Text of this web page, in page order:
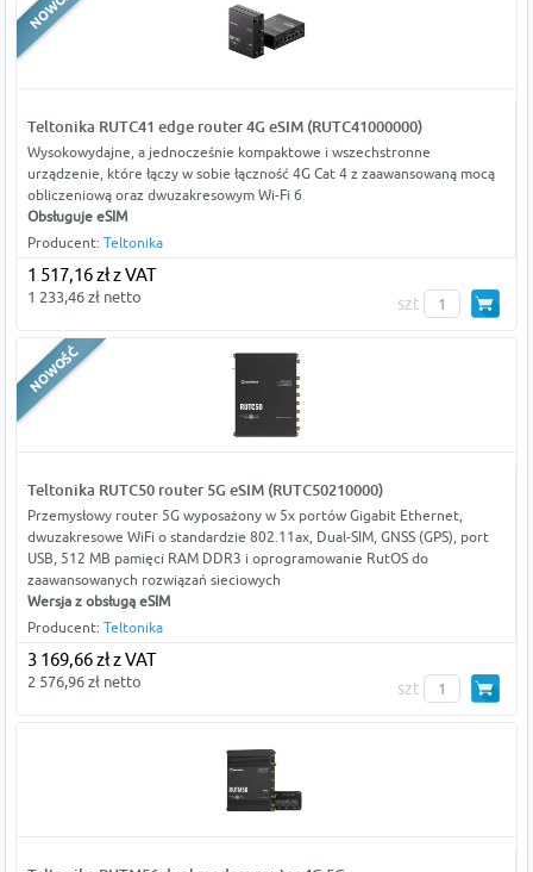
Teltonika RUTC41 edge router 4G eSIM (RUTC41000000)
Wysokowydajne, a jednocześnie kompaktowe i wszechstronne
urządzenie, które łączy w sobie łączność 4G Cat 4 z zaawansowaną mocą
obliczeniową oraz dwuzakresowym Wi-Fi 6
Obsługuje eSIM
Producent: Teltonika
1 517,16 zł z VAT
1 233,46 zł netto szt
Teltonika RUTC50 router 5G eSIM (RUTC50210000)
Przemysłowy router 5G wyposażony w 5x portów Gigabit Ethernet,
dwuzakresowe WiFi o standardzie 802.11ax, Dual-SIM, GNSS (GPS), port
USB, 512 MB pamięci RAM DDR3 i oprogramowanie RutOS do
zaawansowanych rozwiązań sieciowych
Wersja z obsługą eSIM
Producent: Teltonika
3 169,66 zł z VAT
2 576,96 zł netto szt